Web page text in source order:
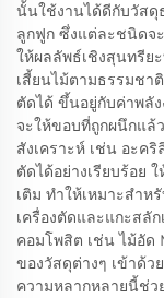
นั้นใช้งานได้ดีกับวัสดุ
ลูกฟูก ซึ่งแต่ละชนิดจ
ให้ผลลัพธ์เชิงสุนทรีย
เสี้ยนไม้ตามธรรมชา
ตัดได้ ขึ้นอยู่กับค่าพลั
จะให้ขอบที่ถูกผนึกแล้
สังเคราะห์ เช่น อะค
ตัดได้อย่างเรียบร้อย
เติม ทำให้เหมาะสำ
เครื่องตัดและแกะสลั
คอมโพสิต เช่น ไม้อั
ของวัสดุต่างๆ เข้าด้
ความหลากหลายนี้ช่